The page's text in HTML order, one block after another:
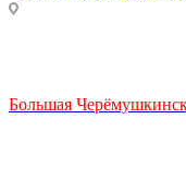
Большая